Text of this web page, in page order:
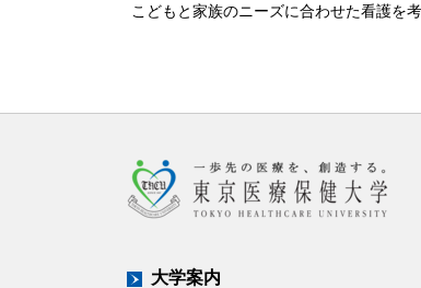
こどもと家族のニーズに合わせた看護を
大学案内